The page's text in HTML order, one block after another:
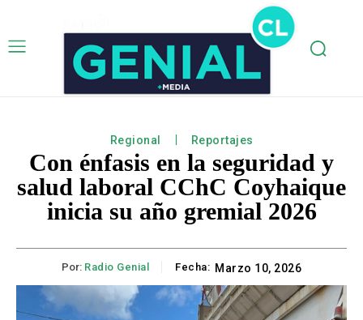
Regional Reportajes
Con énfasis en la seguridad y
salud laboral CChC Coyhaique
inicia su año gremial 2026
Por: Radio Genial Fecha: Marzo 10, 2026